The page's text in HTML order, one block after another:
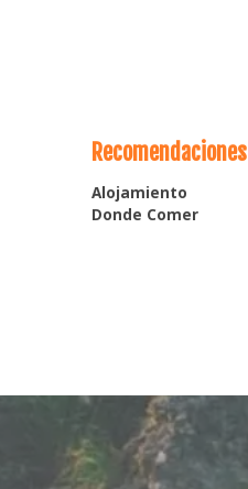
Recomendaciones
Alojamiento
Donde Comer